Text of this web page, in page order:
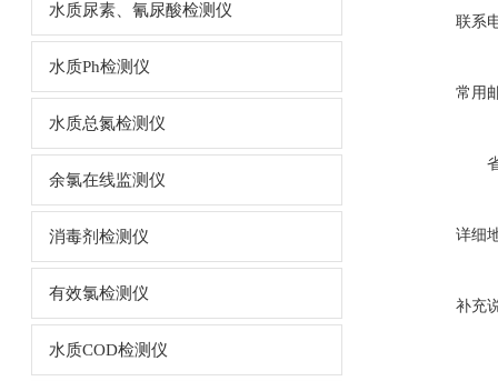
水质尿素、氰尿酸检测仪
水质Ph检测仪
水质总氮检测仪
余氯在线监测仪
消毒剂检测仪
有效氯检测仪
水质COD检测仪
联系
常用
详细
补充